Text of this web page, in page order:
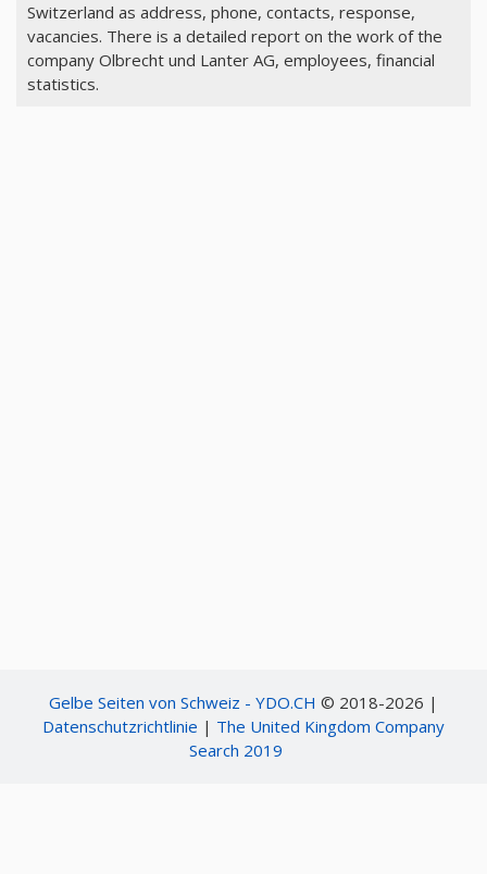
Switzerland as address, phone, contacts, response,
vacancies. There is a detailed report on the work of the
company Olbrecht und Lanter AG, employees, financial
statistics.
Gelbe Seiten von Schweiz - YDO.CH © 2018-2026 |
Datenschutzrichtlinie | The United Kingdom Company
Search 2019